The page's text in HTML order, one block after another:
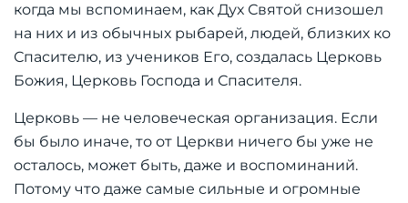
когда мы вспоминаем, как Дух Святой снизошел
на них и из обычных рыбарей, людей, близких ко
Спасителю, из учеников Его, создалась Церковь
Божия, Церковь Господа и Спасителя.
Церковь — не человеческая организация. Если
бы было иначе, то от Церкви ничего бы уже не
осталось, может быть, даже и воспоминаний.
Потому что даже самые сильные и огромные